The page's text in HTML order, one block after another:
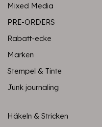
Mixed Media
PRE-ORDERS
Rabatt-ecke
Marken
Stempel & Tinte
Junk journaling
Häkeln & Stricken